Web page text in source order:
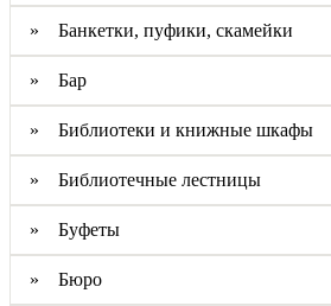
» Банкетки, пуфики, скамейки
» Бар
» Библиотеки и книжные шкафы
» Библиотечные лестницы
» Буфеты
» Бюро